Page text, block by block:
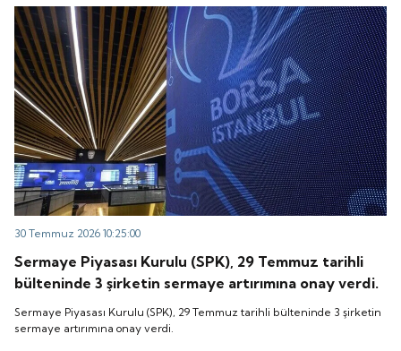
ile Quick Sigorta işlem görmeye başlayacak.
“Gong Töreni” ile Quick Sigorta işlem görmeye başlayacak.
30 Temmuz 2026 10:25:00
Sermaye Piyasası Kurulu (SPK), 29 Temmuz tarihli
bülteninde 3 şirketin sermaye artırımına onay verdi.
Sermaye Piyasası Kurulu (SPK), 29 Temmuz tarihli bülteninde 3 şirketin
sermaye artırımına onay verdi.